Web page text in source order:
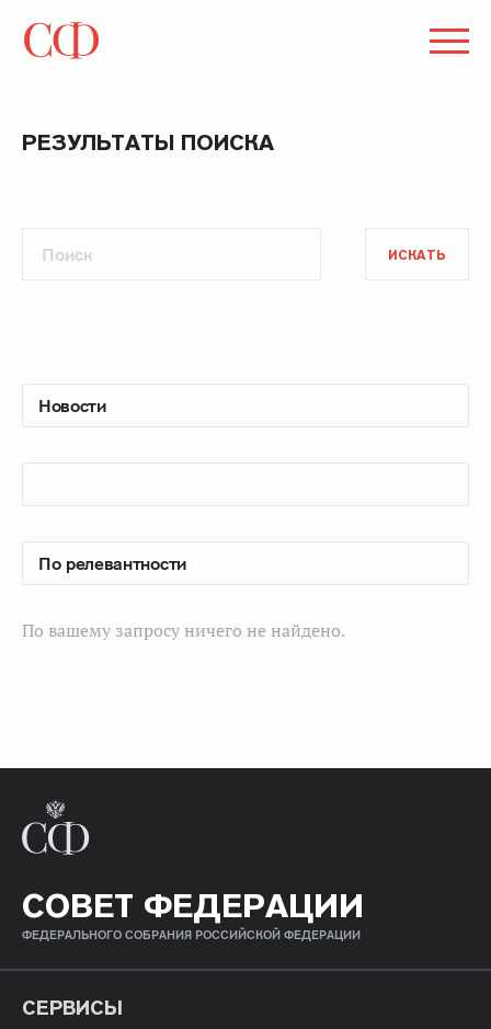
РЕЗУЛЬТАТЫ ПОИСКА
ИСКАТЬ
По вашему запросу ничего не найдено.
СОВЕТ ФЕДЕРАЦИИ
ФЕДЕРАЛЬНОГО СОБРАНИЯ РОССИЙСКОЙ ФЕДЕРАЦИИ
СЕРВИСЫ